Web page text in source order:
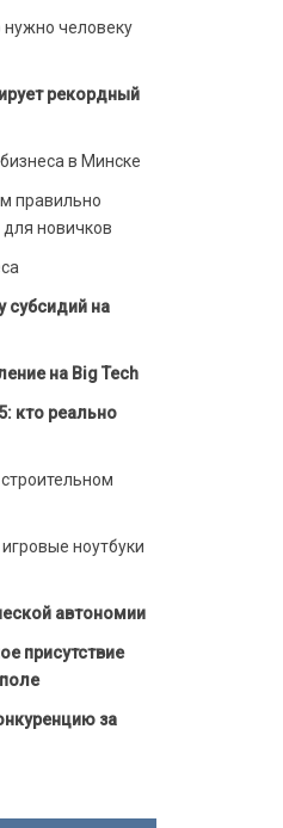
человеку
рекордный
в Минске
правильно
для новичков
субсидий на
на Big Tech
кто реально
ноутбуки
автономии
присутствие
за